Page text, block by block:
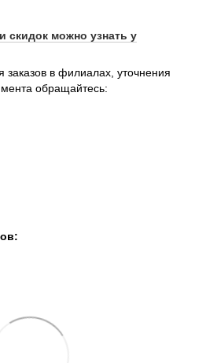
скидок можно узнать у
в филиалах, уточнения
обращайтесь: